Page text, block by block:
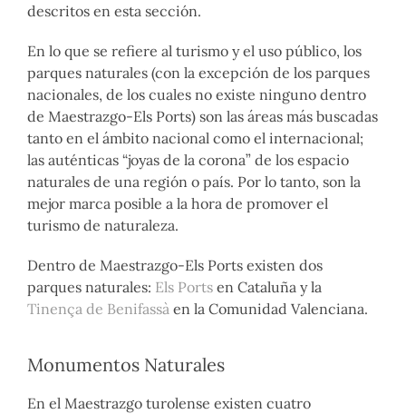
descritos en esta sección.
En lo que se refiere al turismo y el uso público, los
parques naturales (con la excepción de los parques
nacionales, de los cuales no existe ninguno dentro
de Maestrazgo-Els Ports) son las áreas más buscadas
tanto en el ámbito nacional como el internacional;
las auténticas “joyas de la corona” de los espacio
naturales de una región o país. Por lo tanto, son la
mejor marca posible a la hora de promover el
turismo de naturaleza.
Dentro de Maestrazgo-Els Ports existen dos
parques naturales: Els Ports en Cataluña y la
Tinença de Benifassà en la Comunidad Valenciana.
Monumentos Naturales
En el Maestrazgo turolense existen cuatro